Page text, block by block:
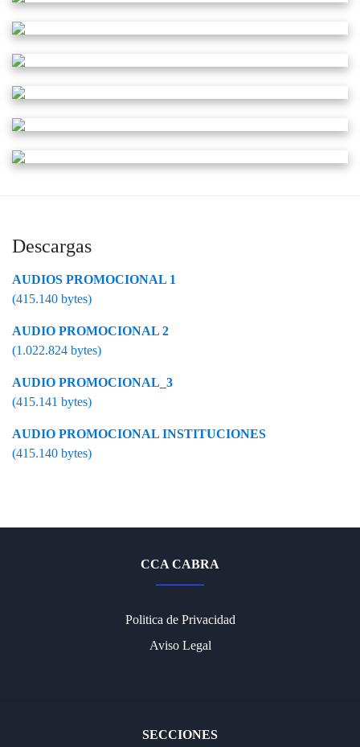
Descargas
AUDIOS PROMOCIONAL 1
(415.140 bytes)
AUDIO PROMOCIONAL 2
(1.022.824 bytes)
AUDIO PROMOCIONAL_3
(415.141 bytes)
AUDIO PROMOCIONAL INSTITUCIONES
(415.140 bytes)
CCA CABRA
Politica de Privacidad
Aviso Legal
SECCIONES